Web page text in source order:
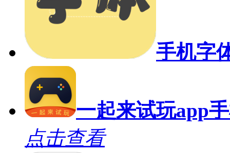
手机字
一起来试玩app
点击查看